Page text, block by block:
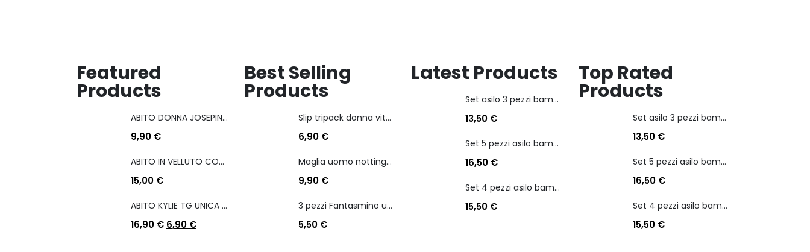
Featured
Products
ABITO DONNA JOSEPINA MIS M/L
9,90 €
ABITO IN VELLUTO CON COULISSE LATERALE
15,00 €
ABITO KYLIE TG UNICA COL A SCELTA
16,90€ 6,90 €
Best Selling
Products
Slip tripack donna vita bassa cotonella art 3165 in cotone elasticizzato
6,90 €
Maglia uomo nottingham in caldo cotone scollo a v manica lunga
9,90 €
3 pezzi Fantasmino unisex diadora in cotone mercerizzato tg dalla 35 alla 46
5,50 €
Latest Products
Set asilo 3 pezzi bambina personaggio kuromi
13,50 €
Set 5 pezzi asilo bambina personaggio stitch angel
16,50 €
Set 4 pezzi asilo bambino personaggio batman
15,50 €
Top Rated
Products
Set asilo 3 pezzi bambina personaggio kuromi
13,50 €
Set 5 pezzi asilo bambina personaggio stitch angel
16,50 €
Set 4 pezzi asilo bambino personaggio batman
15,50 €